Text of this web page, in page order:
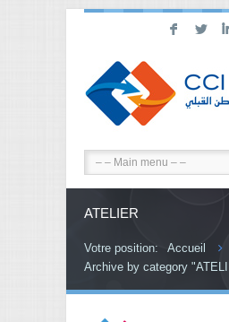
F L
ATELIER
Votre position:
Accueil
Archive by category